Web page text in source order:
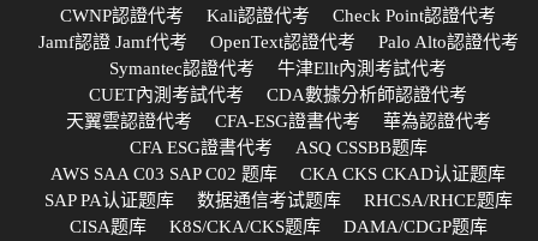
CWNP認證代考
Kali認證代考
Check Point認證代考
Jamf認證 Jamf代考
OpenText認證代考
Palo Alto認證代考
Symantec認證代考
牛津Ellt內測考試代考
CUET內測考試代考
CDA數據分析師認證代考
天翼雲認證代考
CFA-ESG證書代考
華為認證代考
CFA ESG證書代考
ASQ CSSBB题库
AWS SAA C03 SAP C02 题库
CKA CKS CKAD认证题库
SAP PA认证题库
数据通信考试题库
RHCSA/RHCE题库
CISA题库
K8S/CKA/CKS题库
DAMA/CDGP题库